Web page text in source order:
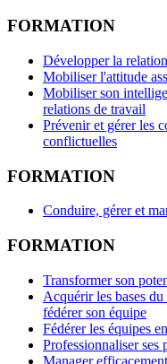
FORMATION
Développer la
Mobiliser l'attitude
Mobiliser son
relations de travail
Prévenir et gérer les
conflictuelles
FORMATION
Conduire, gérer et
FORMATION
Transformer son
Acquérir les bases
fédérer son équipe
Fédérer les équipes
Professionnaliser ses
Manager